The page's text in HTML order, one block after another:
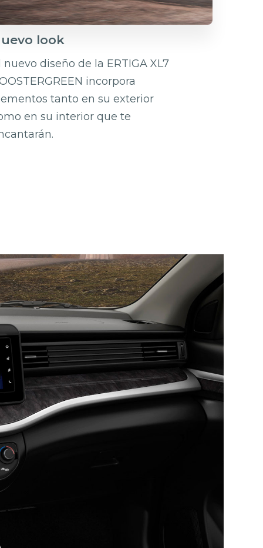
look
nuevo diseño de la ERTIGA XL7
incorpora
tanto en su exterior
en su interior que te